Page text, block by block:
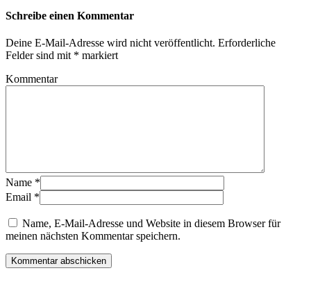
Schreibe einen Kommentar
Deine E-Mail-Adresse wird nicht veröffentlicht. Erforderliche
Felder sind mit * markiert
Kommentar
Name *
Email *
Name, E-Mail-Adresse und Website in diesem Browser für
meinen nächsten Kommentar speichern.